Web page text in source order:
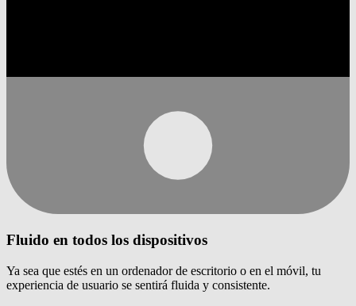
Fluido en todos los dispositivos
Ya sea que estés en un ordenador de escritorio o en el móvil, tu
experiencia de usuario se sentirá fluida y consistente.